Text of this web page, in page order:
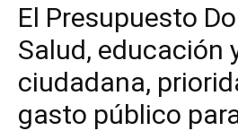
El Presupuesto
Salud, educación
ciudadana,
gasto público